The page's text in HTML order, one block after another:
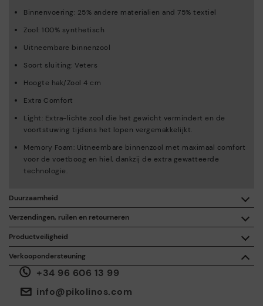
Verkoopondersteuning
+34 96 606 13 99
info@pikolinos.com
Productveiligheid
De veiligheid van onze producten is belangrijk voor ons. De uwe
ook. Daarom hebben we een ruimte gecreëerd waar u contact
met ons kunt opnemen als u een incident of vraag hebt over de
Binnenvoering: 25% andere materialien and 75% textiel
Zool: 100% synthetisch
Uitneembare binnenzool
Soort sluiting: Veters
Hoogte hak/Zool 4 cm
Extra Comfort
Light: Extra-lichte zool die het gewicht vermindert en de
voortstuwing tijdens het lopen vergemakkelijkt.
Memory Foam: Uitneembare binnenzool met maximaal comfort
voor de voetboog en hiel, dankzij de extra gewatteerde
technologie.
Verzendingen, ruilen en retourneren
Gratis bezorging vanaf een aankoop van € 50.
30 dagen om te ruilen of te retourneren*.
ViaMijn account of op hotspots
Duurzaamheid
Dankzij de aankoop van dit product, steun je de
verantwoordelijke fabricatie van leer via de Leather Working
Group.
ISO 14006 Ecodesign: Bij het ontwerp van onze collectie
wordt de impact op het milieu bepaald voor de hele
levenscyclus van het product, zodat we deze impact tot een